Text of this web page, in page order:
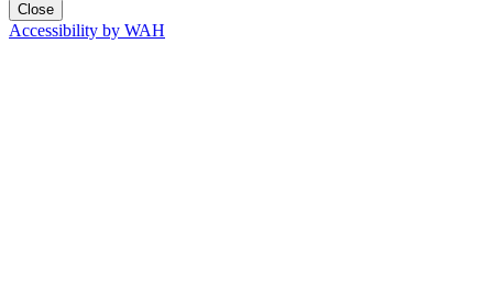
Close
Accessibility by WAH